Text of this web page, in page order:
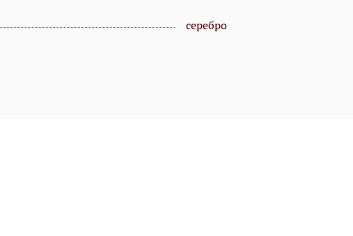
серебро